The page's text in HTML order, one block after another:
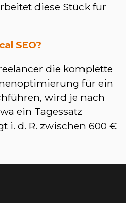
diese Stück für
SEO?
die komplette
für ein
wird je nach
ein Tagessatz
i. d. R. zwischen 600 €